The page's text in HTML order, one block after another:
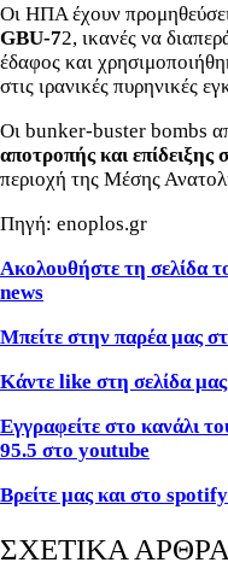
Οι ΗΠΑ έχουν
GBU-72, ικανές να
έδαφος και
στις ιρανικές πυρηνικές
Οι bunker-buster bombs
αποτροπής και επίδειξης
περιοχή της Μέσης
Πηγή: enoplos.gr
Ακολουθήστε τη σελίδα
news
Μπείτε στην παρέα μας
Κάντε like στη σελίδα
Εγγραφείτε στο κανάλι
95.5 στο youtube
Βρείτε μας και στο spotify
ΣΧΕΤΙΚΑ ΑΡΘΡΑ